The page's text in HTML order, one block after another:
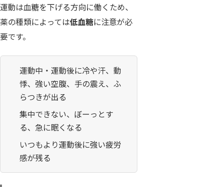
運動は血糖を下げる方向に働くため、
薬の種類によっては低血糖に注意が必
要です。
運動中・運動後に冷や汗、動
悸、強い空腹、手の震え、ふ
らつきが出る
集中できない、ぼーっとす
る、急に眠くなる
いつもより運動後に強い疲労
感が残る